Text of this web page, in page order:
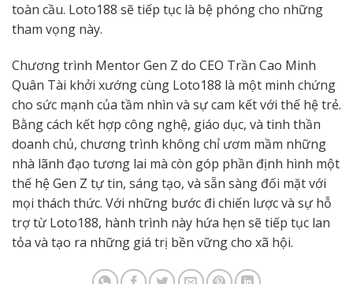
toàn cầu. Loto188 sẽ tiếp tục là bệ phóng cho những
tham vọng này.
Chương trình Mentor Gen Z do CEO Trần Cao Minh
Quân Tài khởi xướng cùng Loto188 là một minh chứng
cho sức mạnh của tầm nhìn và sự cam kết với thế hệ trẻ.
Bằng cách kết hợp công nghệ, giáo dục, và tinh thần
doanh chủ, chương trình không chỉ ươm mầm những
nhà lãnh đạo tương lai mà còn góp phần định hình một
thế hệ Gen Z tự tin, sáng tạo, và sẵn sàng đối mặt với
mọi thách thức. Với những bước đi chiến lược và sự hỗ
trợ từ Loto188, hành trình này hứa hẹn sẽ tiếp tục lan
tỏa và tạo ra những giá trị bền vững cho xã hội.